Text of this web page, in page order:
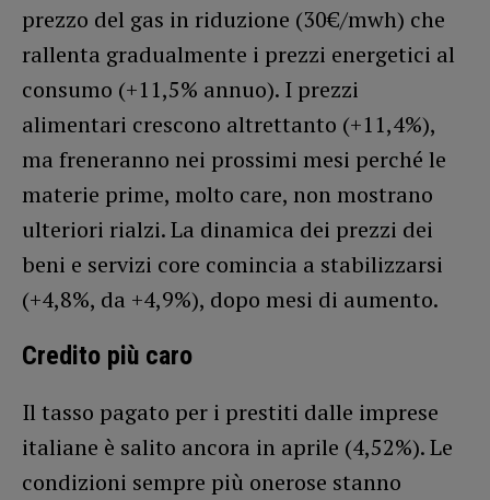
prezzo del gas in riduzione (30€/mwh) che
rallenta gradualmente i prezzi energetici al
consumo (+11,5% annuo). I prezzi
alimentari crescono altrettanto (+11,4%),
ma freneranno nei prossimi mesi perché le
materie prime, molto care, non mostrano
ulteriori rialzi. La dinamica dei prezzi dei
beni e servizi core comincia a stabilizzarsi
(+4,8%, da +4,9%), dopo mesi di aumento.
Credito più caro
Il tasso pagato per i prestiti dalle imprese
italiane è salito ancora in aprile (4,52%). Le
condizioni sempre più onerose stanno